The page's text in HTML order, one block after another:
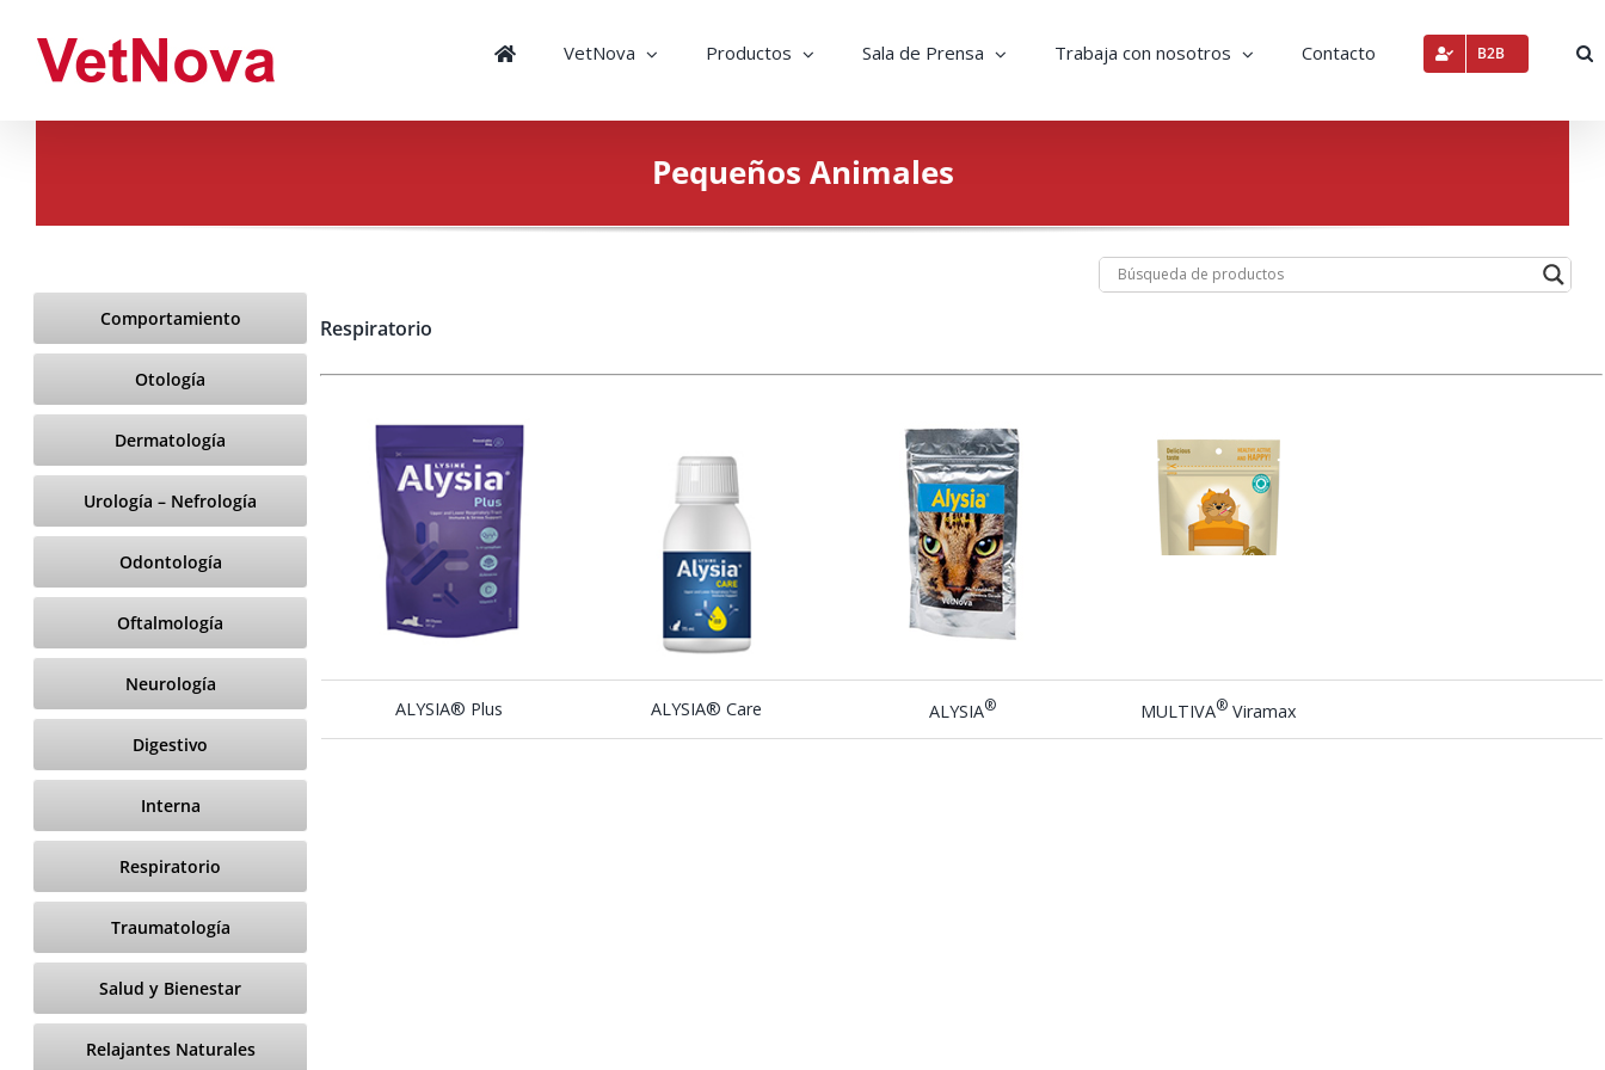
content
VetNova Productos Sala de Prensa Trabaja con nosotros Contacto B2B
Pequeños Animales
Comportamiento
Otología
Dermatología
Urología – Nefrología
Odontología
Oftalmología
Neurología
Digestivo
Interna
Respiratorio
Traumatología
Salud y Bienestar
Relajantes Naturales
Respiratorio
ALYSIA® Plus ALYSIA® Care ALYSIA® MULTIVA® Viramax